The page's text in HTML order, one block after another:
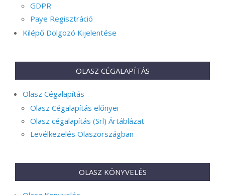
GDPR
Paye Regisztráció
Kilépő Dolgozó Kijelentése
OLASZ CÉGALAPÍTÁS
Olasz Cégalapítás
Olasz Cégalapítás előnyei
Olasz cégalapítás (Srl) Ártáblázat
Levélkezelés Olaszországban
OLASZ KÖNYVELÉS